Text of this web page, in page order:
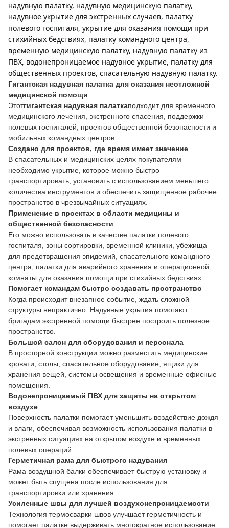
надувную палатку, надувную медицинскую палатку,
надувное укрытие для экстренных случаев, палатку
полевого госпиталя, укрытие для оказания помощи при
стихийных бедствиях, палатку командного центра,
временную медицинскую палатку, надувную палатку из
ПВХ, водонепроницаемое надувное укрытие, палатку для
общественных проектов, спасательную надувную палатку.
Гигантская надувная палатка для оказания неотложной
медицинской помощи
Этотгигантская надувная палаткаподходит для временного
медицинского лечения, экстренного спасения, поддержки
полевых госпиталей, проектов общественной безопасности и
мобильных командных центров.
Создано для проектов, где время имеет значение
В спасательных и медицинских целях покупателям
необходимо укрытие, которое можно быстро
транспортировать, установить с использованием меньшего
количества инструментов и обеспечить защищенное рабочее
пространство в чрезвычайных ситуациях.
Применение в проектах в области медицины и
общественной безопасности
Его можно использовать в качестве палатки полевого
госпиталя, зоны сортировки, временной клиники, убежища
для предотвращения эпидемий, спасательного командного
центра, палатки для аварийного хранения и операционной
комнаты для оказания помощи при стихийных бедствиях.
Помогает командам быстро создавать пространство
Когда происходит внезапное событие, ждать сложной
структуры непрактично. Надувные укрытия помогают
бригадам экстренной помощи быстрее построить полезное
пространство.
Большой салон для оборудования и персонала
В просторной конструкции можно разместить медицинские
кровати, столы, спасательное оборудование, ящики для
хранения вещей, системы освещения и временные офисные
помещения.
Водонепроницаемый ПВХ для защиты на открытом
воздухе
Поверхность палатки помогает уменьшить воздействие дождя
и влаги, обеспечивая возможность использования палатки в
экстренных ситуациях на открытом воздухе и временных
полевых операций.
Герметичная рама для быстрого надувания
Рама воздушной балки обеспечивает быструю установку и
может быть спущена после использования для
транспортировки или хранения.
Усиленные швы для лучшей воздухонепроницаемости
Технология термосварки швов улучшает герметичность и
помогает палатке выдерживать многократное использование.